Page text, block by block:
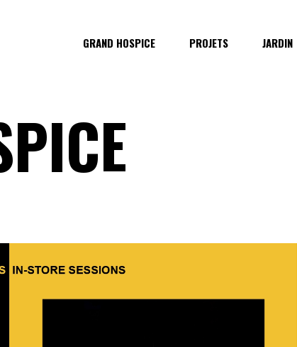
GRAND HOSPICE PROJETS JARDIN